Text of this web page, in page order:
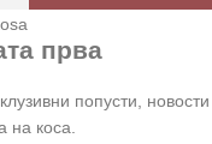
прва
попусти, новости
на коса.